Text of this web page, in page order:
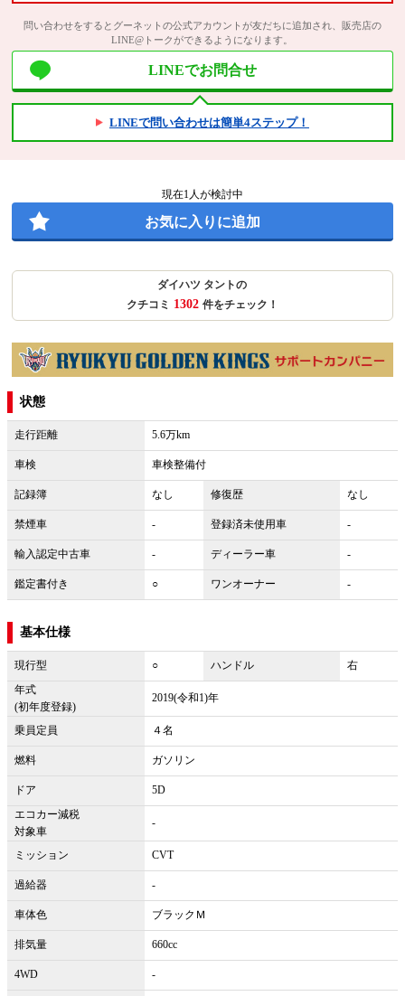
問い合わせをするとグーネットの公式アカウントが友だちに追加され、販売店の
LINE@トークができるようになります。
LINEでお問合せ
LINEで問い合わせは簡単4ステップ！
現在1 人が検討中
お気に入りに追加
ダイハツ タントの
クチコミ 1302 件をチェック！
状態
走行距離 5.6万km
車検 車検整備付
記録簿 なし 修復歴 なし
禁煙車 - 登録済未使用車 -
輸入認定中古車 - ディーラー車 -
鑑定書付き ○ ワンオーナー -
基本仕様
現行型 ○ ハンドル
右
年式
(初年度登録)
2019(令和1)年
乗員定員 ４名
燃料 ガソリン
ドア
5D
エコカー減税
対象車
-
ミッション CVT
過給器 -
車体色 ブラックＭ
排気量 660cc
4WD -